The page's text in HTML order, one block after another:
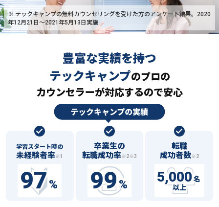
※ テックキャンプの無料カウンセリングを受けた方のアンケート結果。2020
年12月21日〜2021年5月13日実施
豊富な実績を持つ
テックキャンプのプロの
カウンセラーが対応するので安心
学習スタート時の
未経験者率※1
97%
卒業生の
転職成功率※2※3
99%
転職
成功者数※2
5,000 名
以上